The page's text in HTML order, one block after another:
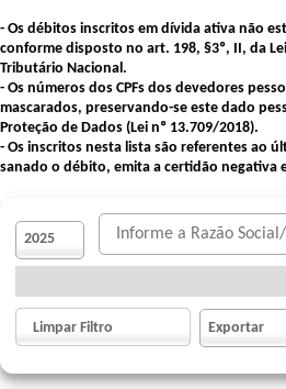
- Os débitos inscritos em dívida ativa não
conforme disposto no art. 198, §3º, II, da
Tributário Nacional.
- Os números dos CPFs dos devedores
mascarados, preservando-se este dado
Proteção de Dados (Lei nº 13.709/2018).
- Os inscritos nesta lista são referentes ao
sanado o débito, emita a certidão negativa
Vl. Min. Vl. Max